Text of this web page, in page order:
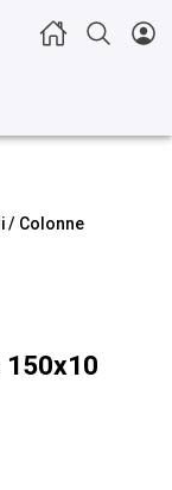
/ Colonne
150x10